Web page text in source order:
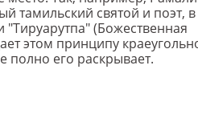
тамильский святой и поэт, в
(Божественная
этом принципу
полно его раскрывает.